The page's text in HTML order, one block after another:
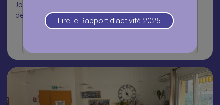
Journée Portes Ouvertes aux Fermettes, dans le cadre
des Mois du…
Lire le Rapport d’activité 2025